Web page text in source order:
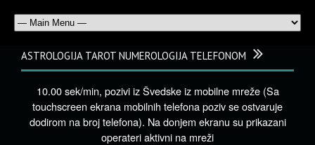
ASTROLOGIJA TAROT NUMEROLOGIJA TELEFONOM
10.00 sek/min, pozivi iz Švedske iz mobilne mreže (Sa
touchscreen ekrana mobilnih telefona poziv se ostvaruje
dodirom na broj telefona). Na donjem ekranu su prikazani
operateri aktivni na mreži